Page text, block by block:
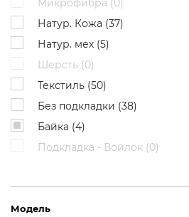
Микрофибра (0)
Натур. Кожа (37)
Натур. мех (5)
Шерсть (0)
Текстиль (50)
Без подкладки (38)
Байка (4)
Подкладка - Войлок (0)
Модель